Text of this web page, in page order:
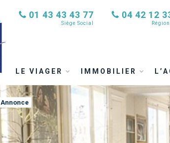
01 43 43 43 77
Siège Social
04 42 12
LE VIAGER IMMOBILIER
Annonce